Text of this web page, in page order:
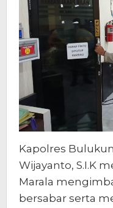
Kapolres
Wijayanto, S.I.K
Marala
bersabar serta